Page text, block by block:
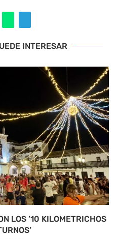
INTERESAR
LOS ’10 KILOMETRICHOS